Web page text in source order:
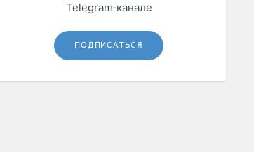
Telegram‑канале
ПОДПИСАТЬСЯ